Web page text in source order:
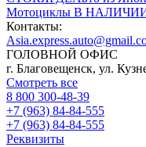
Мотоциклы В
Контакты:
ГОЛОВНОЙ ОФИС
г. Благовещенск, ул.
Смотреть все
8 800 300-48-39
+7 (963) 84-84-555
+7 (963) 84-84-555
Реквизиты